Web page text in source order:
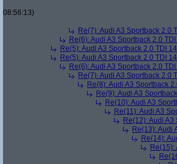
08:56:13)
Re(7): Audi A3 Sportback 2.0
Re(6): Audi A3 Sportback 2.0
Re(5): Audi A3 Sportback 2.0 TDI
Re(5): Audi A3 Sportback 2.0 TDI
Re(6): Audi A3 Sportback 2.0
Re(7): Audi A3 Sportback 2.0
Re(8): Audi A3 Sportback
Re(9): Audi A3
Re(10): Audi A3
Re(11): Audi A3
Re(12): Audi
Re(13): Audi
Re(14):
Re(15):